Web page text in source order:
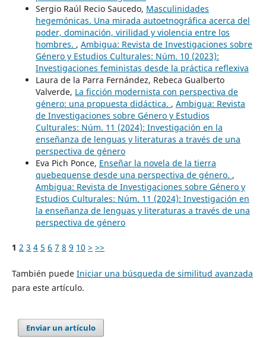
Sergio Raúl Recio Saucedo, Masculinidades
hegemónicas. Una mirada autoetnográfica acerca del
poder, dominación, virilidad y violencia entre los
hombres. , Ambigua: Revista de Investigaciones sobre
Género y Estudios Culturales: Núm. 10 (2023):
Investigaciones feministas desde la práctica reflexiva
Laura de la Parra Fernández, Rebeca Gualberto
Valverde, La ficción modernista con perspectiva de
género: una propuesta didáctica. , Ambigua: Revista
de Investigaciones sobre Género y Estudios
Culturales: Núm. 11 (2024): Investigación en la
enseñanza de lenguas y literaturas a través de una
perspectiva de género
Eva Pich Ponce, Enseñar la novela de la tierra
quebequense desde una perspectiva de género. ,
Ambigua: Revista de Investigaciones sobre Género y
Estudios Culturales: Núm. 11 (2024): Investigación en
la enseñanza de lenguas y literaturas a través de una
perspectiva de género
1 2 3 4 5 6 7 8 9 10 > >>
También puede Iniciar una búsqueda de similitud avanzada
para este artículo.
Enviar un artículo